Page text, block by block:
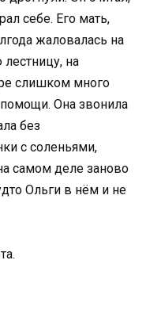
себе. Его мать,
жаловалась на
на
слишком много
Она звонила
без
с соленьями,
самом деле заново
Ольги в нём и не